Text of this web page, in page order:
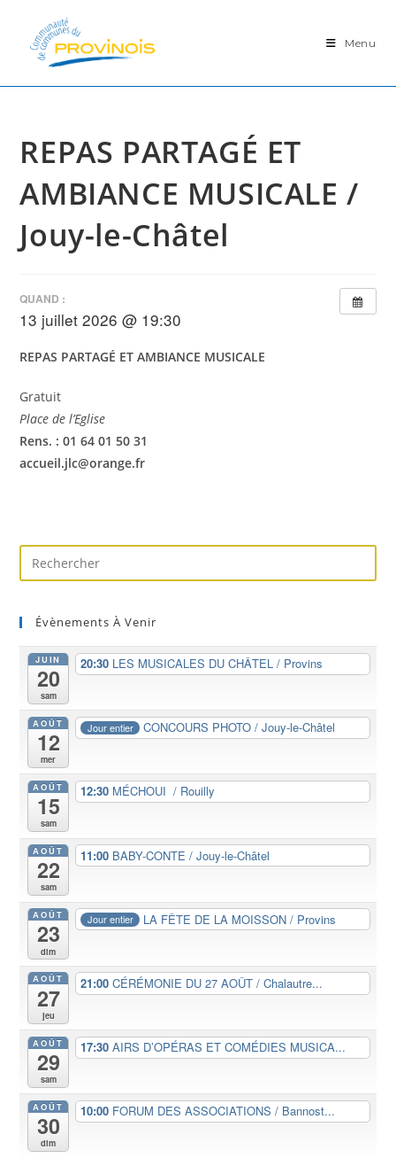
content
Menu
REPAS PARTAGÉ ET
AMBIANCE MUSICALE /
Jouy-le-Châtel
QUAND :
13 juillet 2026 @ 19:30
REPAS PARTAGÉ ETAMBIANCE MUSICALE
Gratuit
Place de l’Eglise
Rens. : 01 64 01 50 31
accueil.jlc@orange.fr
Évènements À Venir
JUIN
20
sam
20:30 LES MUSICALES DU CHÂTEL / Provins
AOÛT
12
mer
Jour entier CONCOURS PHOTO / Jouy-le-Châtel
AOÛT
15
sam
12:30 MÉCHOUI / Rouilly
AOÛT
22
sam
11:00 BABY-CONTE / Jouy-le-Châtel
AOÛT
23
dim
Jour entier LA FÊTE DE LA MOISSON / Provins
AOÛT
27
jeu
21:00 CÉRÉMONIE DU 27 AOÛT / Chalautre...
AOÛT
29
sam
17:30 AIRS D’OPÉRAS ET COMÉDIES MUSICA...
AOÛT
30
dim
10:00 FORUM DES ASSOCIATIONS / Bannost...